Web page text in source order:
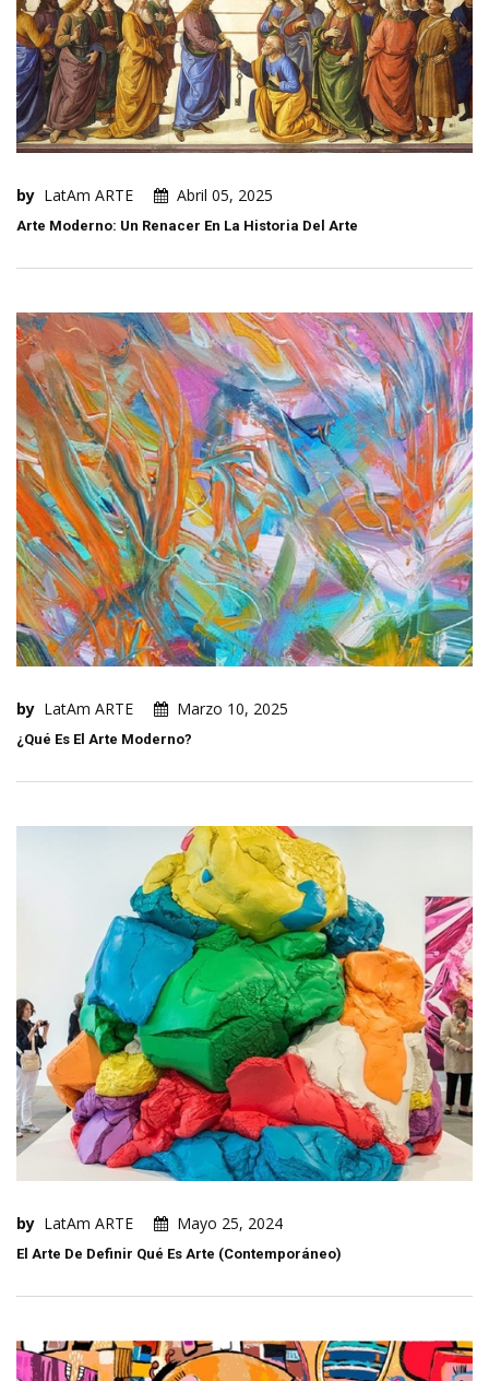
by LatAm ARTE Abril 05, 2025
Arte Moderno: Un Renacer En La Historia Del Arte
by LatAm ARTE Marzo 10, 2025
¿Qué Es El Arte Moderno?
by LatAm ARTE Mayo 25, 2024
El Arte De Definir Qué Es Arte (contemporáneo)